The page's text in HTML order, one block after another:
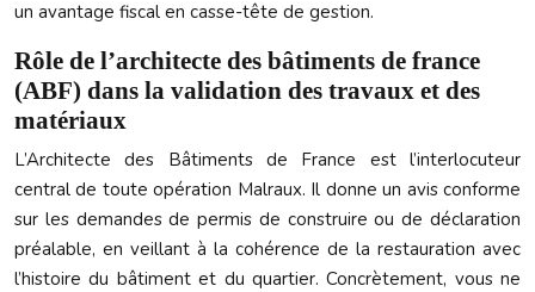
un avantage fiscal en casse-tête de gestion.
Rôle de l’architecte des bâtiments de france
(ABF) dans la validation des travaux et des
matériaux
L’Architecte des Bâtiments de France est l’interlocuteur
central de toute opération Malraux. Il donne un avis conforme
sur les demandes de permis de construire ou de déclaration
préalable, en veillant à la cohérence de la restauration avec
l’histoire du bâtiment et du quartier. Concrètement, vous ne